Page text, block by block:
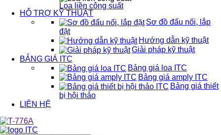
Loa liền công suất
HỖ TRỢ KỸ THUẬT
Sơ đồ đấu nối, lắp
đặt
Hướng dẫn kỹ thuật
Giải pháp kỹ thuật
BẢNG GIÁ ITC
Bảng giá loa ITC
Bảng giá amply ITC
Bảng giá thiết
bị hội thảo
LIÊN HỆ